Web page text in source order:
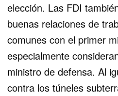
elección. Las FDI
buenas relaciones de
comunes con el primer
especialmente
ministro de defensa. Al
contra los túneles